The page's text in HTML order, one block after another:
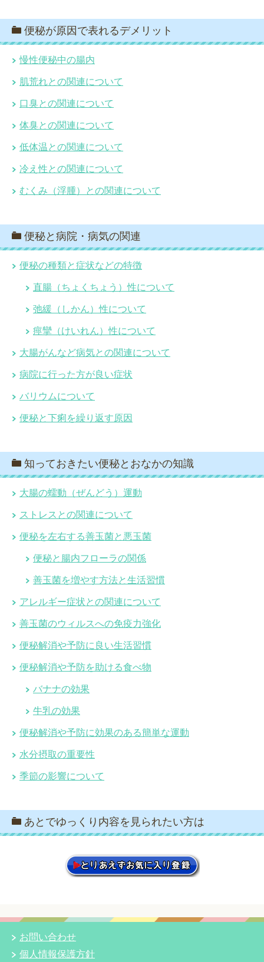
便秘が原因で表れるデメリット
慢性便秘中の腸内
肌荒れとの関連について
口臭との関連について
体臭との関連について
低体温との関連について
冷え性との関連について
むくみ（浮腫）との関連について
便秘と病院・病気の関連
便秘の種類と症状などの特徴
直腸（ちょくちょう）性について
弛緩（しかん）性について
痙攣（けいれん）性について
大腸がんなど病気との関連について
病院に行った方が良い症状
バリウムについて
便秘と下痢を繰り返す原因
知っておきたい便秘とおなかの知識
大腸の蠕動（ぜんどう）運動
ストレスとの関連について
便秘を左右する善玉菌と悪玉菌
便秘と腸内フローラの関係
善玉菌を増やす方法と生活習慣
アレルギー症状との関連について
善玉菌のウィルスへの免疫力強化
便秘解消や予防に良い生活習慣
便秘解消や予防を助ける食べ物
バナナの効果
牛乳の効果
便秘解消や予防に効果のある簡単な運動
水分摂取の重要性
季節の影響について
あとでゆっくり内容を見られたい方は
お問い合わせ
個人情報保護方針